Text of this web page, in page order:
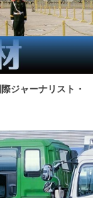
ジャーナリスト・